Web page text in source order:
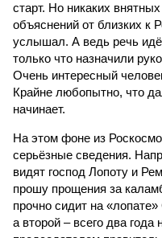
старт. Но никаких
объяснений от близких к
услышал. А ведь речь
только что назначили
Очень интересный
Крайне любопытно, что
начинает.
На этом фоне из
серьёзные сведения.
видят господ Лопоту и
прошу прощения за
прочно сидит на
а второй – всего два